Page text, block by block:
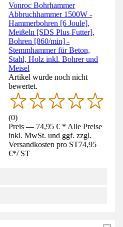
Vonroc Bohrhammer
Abbruchhammer 1500W -
Hammerbohren [6 Joule],
Meißeln [SDS Plus Futter],
Bohren [860/min] -
Stemmhammer für Beton,
Stahl, Holz inkl. Bohrer und
Meisel
Artikel wurde noch nicht
bewertet.
(0)
Preis — 74,95 € * Alle Preise
inkl. MwSt. und ggf. zzgl.
Versandkosten pro ST74,95
€*/ ST